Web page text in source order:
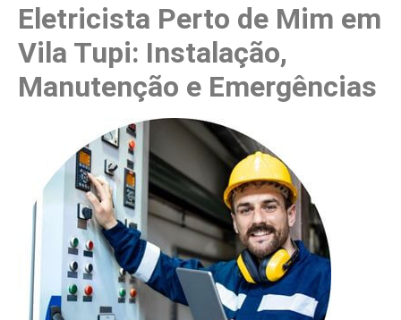
Eletricista Perto de Mim em
Vila Tupi: Instalação,
Manutenção e Emergências